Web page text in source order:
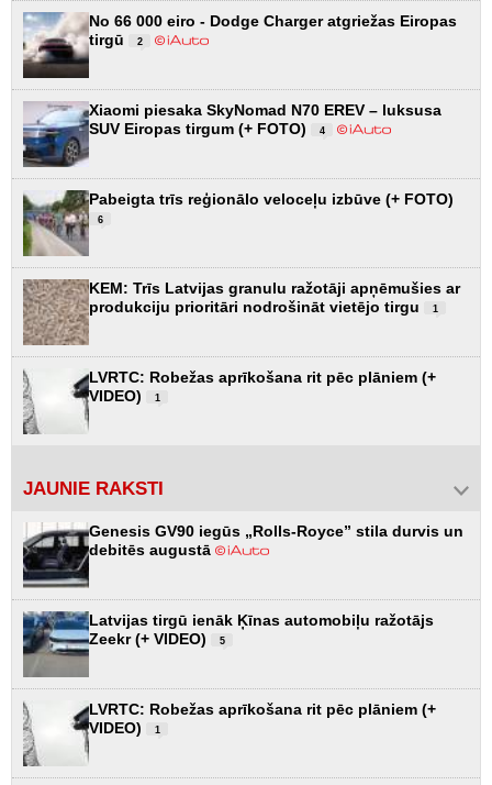
No 66 000 eiro - Dodge Charger atgriežas Eiropas
tirgū
2
Xiaomi piesaka SkyNomad N70 EREV – luksusa
SUV Eiropas tirgum (+ FOTO)
4
Pabeigta trīs reģionālo veloceļu izbūve (+ FOTO)
6
KEM: Trīs Latvijas granulu ražotāji apņēmušies ar
produkciju prioritāri nodrošināt vietējo tirgu
1
LVRTC: Robežas aprīkošana rit pēc plāniem (+
VIDEO)
1
JAUNIE RAKSTI
Genesis GV90 iegūs „Rolls-Royce” stila durvis un
debitēs augustā
Latvijas tirgū ienāk Ķīnas automobiļu ražotājs
Zeekr (+ VIDEO)
5
LVRTC: Robežas aprīkošana rit pēc plāniem (+
VIDEO)
1